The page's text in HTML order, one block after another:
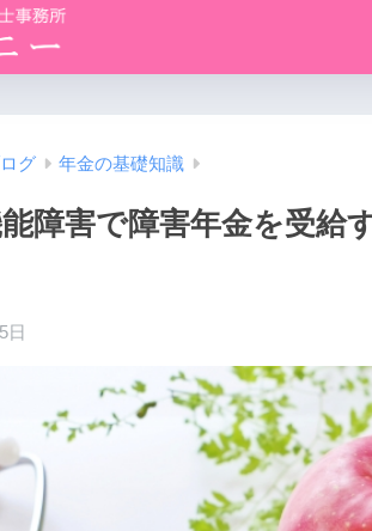
グ 年金の基礎知識
障害で障害年金を受給
日